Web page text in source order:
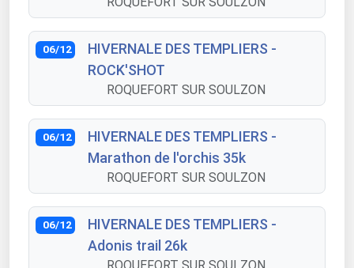
06/12
HIVERNALE DES TEMPLIERS -
ROCK'SHOT
ROQUEFORT SUR SOULZON
06/12
HIVERNALE DES TEMPLIERS -
Marathon de l'orchis 35k
ROQUEFORT SUR SOULZON
06/12
HIVERNALE DES TEMPLIERS -
Adonis trail 26k